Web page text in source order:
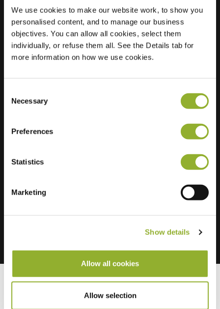
We use cookies to make our website work, to show you
personalised content, and to manage our business
objectives. You can allow all cookies, select them
individually, or refuse them all. See the Details tab for
more information on how we use cookies.
Selection
Necessary
Preferences
Statistics
Marketing
Show details
Allow all cookies
Allow selection
Localisation
Muzenlaan 36
4207 TC Gorinchem
Pays-Bas